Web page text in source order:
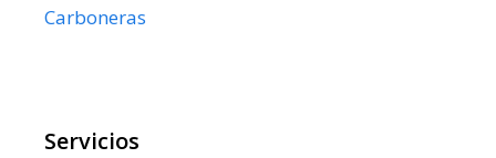
Carboneras
Servicios